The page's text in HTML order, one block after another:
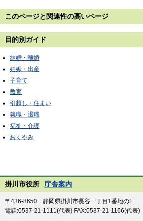
このページと 関連性の高いページ
目的別ガイド
結婚・離婚
妊娠・出産
子育て
教育
引越し・住まい
就職・退職
福祉・介護
おくやみ
掛川市役所 庁舎案内
〒436-8650 静岡県掛川市長谷一丁目1番地の1
電話:0537-21-1111(代表) FAX:0537-21-1166(代表)